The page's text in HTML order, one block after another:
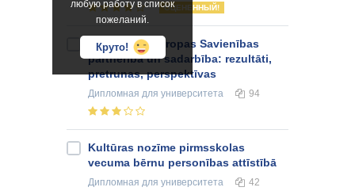
любую работу в список
пожеланий.
Круто!
ОЦЕНЕННЫЙ!
Krievijas un Eiropas Savienības
partnerība un sadarbība: rezultāti,
pretrunas, perspektīvas
Дипломная для университета 94
Kultūras nozīme pirmsskolas
vecuma bērnu personības attīstībā
Дипломная для университета 42